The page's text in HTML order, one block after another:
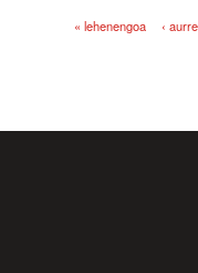
« lehenengoa ‹